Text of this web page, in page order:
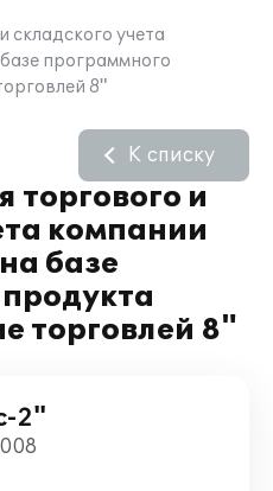
складского учета
программного
8"
торгового и
компании
базе
торговлей 8"
К списку
2"